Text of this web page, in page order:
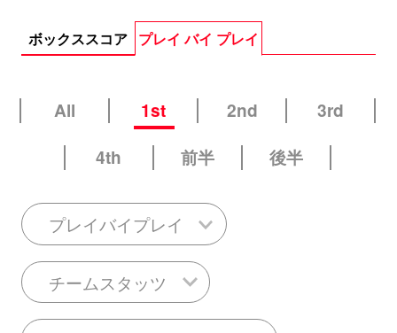
ボックススコア プレイ バイ プレイ
All 1st 2nd
3rd
4th
前半 後半
プレイバイプレイ
チームスタッツ